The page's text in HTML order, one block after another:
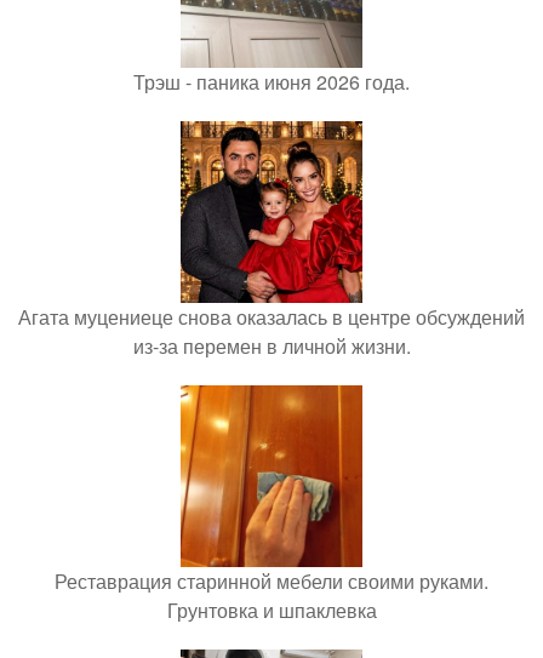
Трэш - паника июня 2026 года.
Агата муцениеце снова оказалась в центре обсуждений
из-за перемен в личной жизни.
Реставрация старинной мебели своими руками.
Грунтовка и шпаклевка